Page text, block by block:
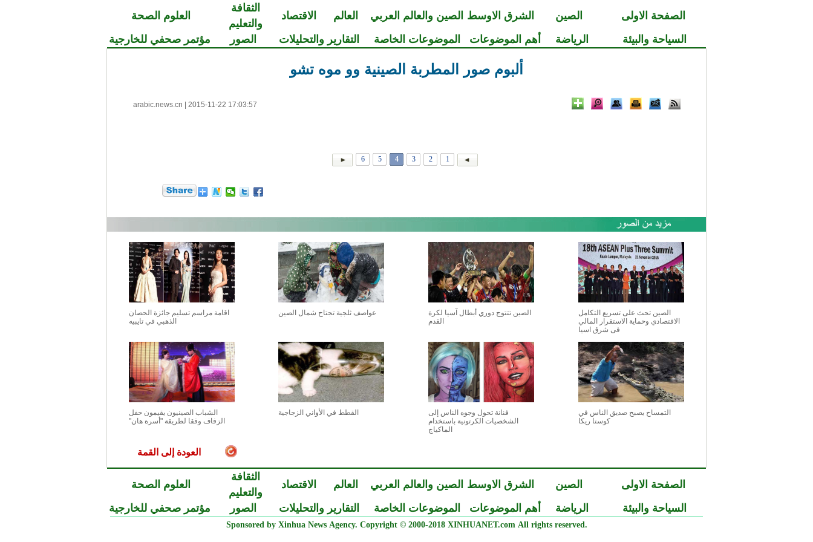
الصفحة الاولى الصين الشرق الاوسط الصين والعالم العربي العالم الاقتصاد
الثقافة
والتعليم
العلوم الصحة
السياحة والبيئة
الرياضة أهم الموضوعات الموضوعات الخاصة التقارير والتحليلات الصور مؤتمر صحفي للخارجية
ألبوم صور المطربة الصينية وو موه تشو
arabic.news.cn 2015-11-22 17:03:57
1
2
3
4
5
6
الصين تحث على تسريع التكامل
الاقتصادي وحماية الاستقرار المالي
فى شرق اسيا
الصين تتتوج دوري أبطال آسيا لكرة
القدم
عواصف ثلجية تجتاح شمال الصين
اقامة مراسم تسليم جائزة الحصان
الذهبي في تايبيه
التمساح يصبح صديق الناس في
كوستا ريكا
فنانة تحول وجوه الناس إلى
الشخصيات الكرتونية باستخدام
الماكياج
القطط في الأواني الزجاجية
الشباب الصينيون يقيمون حفل
الزفاف وفقا لطريقة "أسرة هان"
العودة إلى القمة
الصفحة الاولى الصين الشرق الاوسط الصين والعالم العربي العالم الاقتصاد
الثقافة
والتعليم
العلوم الصحة
السياحة والبيئة
الرياضة أهم الموضوعات الموضوعات الخاصة التقارير والتحليلات الصور مؤتمر صحفي للخارجية
Sponsored by Xinhua News Agency. Copyright © 2000-2018 XINHUANET.com All rights reserved.